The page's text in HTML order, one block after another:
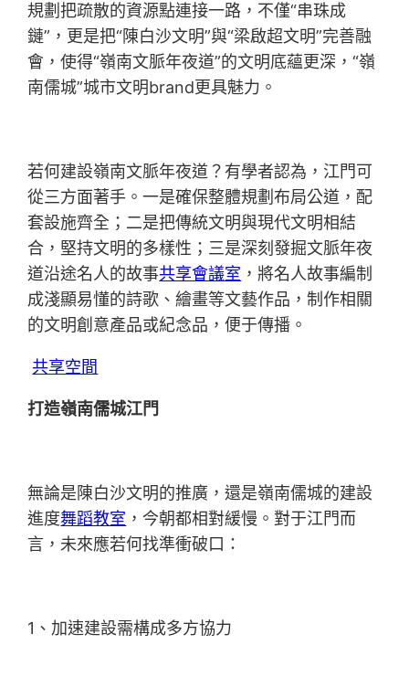
規劃把疏散的資源點連接一路，不僅“串珠成
鏈”，更是把“陳白沙文明”與“梁啟超文明”完善融
會，使得“嶺南文脈年夜道”的文明底蘊更深，“嶺
南儒城”城市文明brand更具魅力。
若何建設嶺南文脈年夜道？有學者認為，江門可
從三方面著手。一是確保整體規劃布局公道，配
套設施齊全；二是把傳統文明與現代文明相結
合，堅持文明的多樣性；三是深刻發掘文脈年夜
道沿途名人的故事共享會議室 ，將名人故事編制
成淺顯易懂的詩歌、繪畫等文藝作品，制作相關
的文明創意產品或紀念品，便于傳播。
共享空間
打造嶺南儒城江門
無論是陳白沙文明的推廣，還是嶺南儒城的建設
進度舞蹈教室 ，今朝都相對緩慢。對于江門而
言，未來應若何找準衝破口：
1、加速建設需構成多方協力